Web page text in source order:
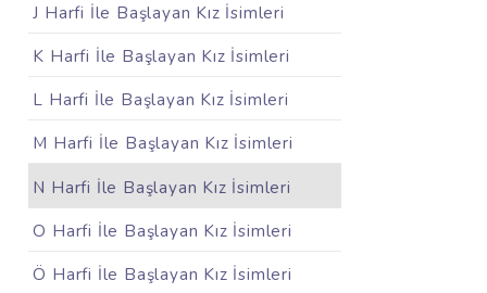
J Harfi İle Başlayan Kız İsimleri
K Harfi İle Başlayan Kız İsimleri
L Harfi İle Başlayan Kız İsimleri
M Harfi İle Başlayan Kız İsimleri
N Harfi İle Başlayan Kız İsimleri
O Harfi İle Başlayan Kız İsimleri
Ö Harfi İle Başlayan Kız İsimleri